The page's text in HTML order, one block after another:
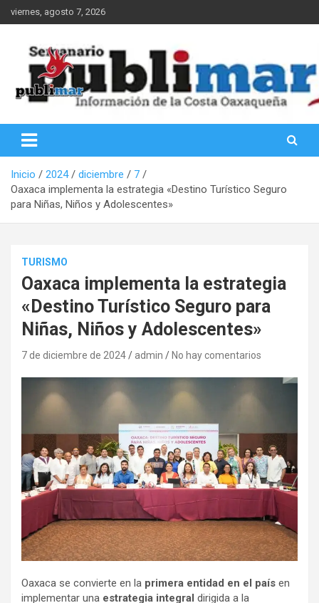
Saltar
al
viernes, agosto 7, 2026
PubliMar
Inicio 2024 diciembre
7
Oaxaca implementa la estrategia «Destino Turístico Seguro
para Niñas, Niños y Adolescentes»
TURISMO
Oaxaca implementa la estrategia
«Destino Turístico Seguro para
Niñas, Niños y Adolescentes»
7 de diciembre de 2024 admin No hay comentarios
Oaxaca se convierte en la primera entidad en el país en
implementar una estrategia integral dirigida a la